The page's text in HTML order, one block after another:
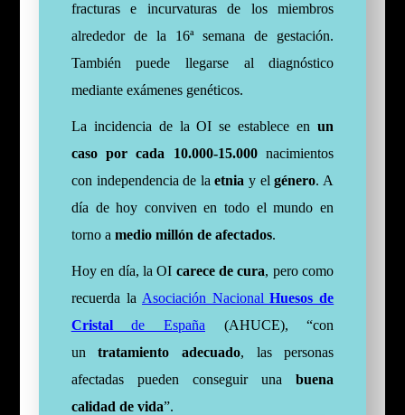
fracturas e incurvaturas de los miembros
alrededor de la 16ª semana de gestación.
También puede llegarse al diagnóstico
mediante exámenes genéticos.
La incidencia de la OI se establece enun
caso por cada 10.000-15.000nacimientos
con independencia de laetnia y elgénero. A
día de hoy conviven en todo el mundo en
torno a medio millón de afectados.
Hoy en día, la OI carece de cura, pero como
recuerda la Asociación NacionalHuesos de
Cristalde España
(AHUCE), “con
untratamiento adecuado, las personas
afectadas pueden conseguir unabuena
calidad de vida”.